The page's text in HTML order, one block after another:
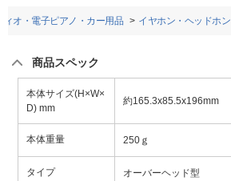
ィオ・電子ピアノ・カー用品 イヤホン・ヘッドホン
商品スペック
本体サイズ(H×W×
D) mm
約165.3x85.5x196mm
本体重量 250ｇ
タイプ オーバーヘッド型